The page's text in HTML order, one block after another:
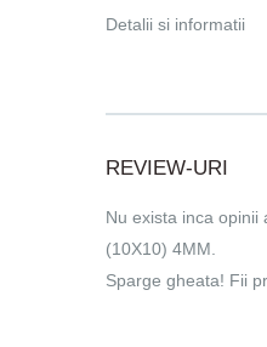
Detalii si informatii
REVIEW-URI
Nu exista inca opinii
(10X10) 4MM.
Sparge gheata! Fii